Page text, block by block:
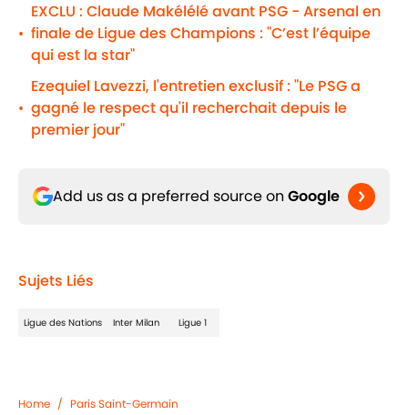
•
EXCLU : Claude Makélélé avant PSG - Arsenal en
finale de Ligue des Champions : "C’est l’équipe
qui est la star"
•
Ezequiel Lavezzi, l'entretien exclusif : "Le PSG a
gagné le respect qu'il recherchait depuis le
premier jour"
Add us as a preferred source on Google
Sujets Liés
Ligue des Nations Inter Milan Ligue 1
Home / Paris Saint-Germain